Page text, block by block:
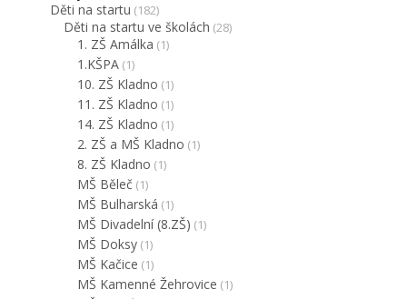
Děti na startu (182)
Děti na startu ve školách (28)
1. ZŠ Amálka (1)
1.KŠPA (1)
10. ZŠ Kladno (1)
11. ZŠ Kladno (1)
14. ZŠ Kladno (1)
2. ZŠ a MŠ Kladno (1)
8. ZŠ Kladno (1)
MŠ Běleč (1)
MŠ Bulharská (1)
MŠ Divadelní (8.ZŠ) (1)
MŠ Doksy (1)
MŠ Kačice (1)
MŠ Kamenné Žehrovice (1)